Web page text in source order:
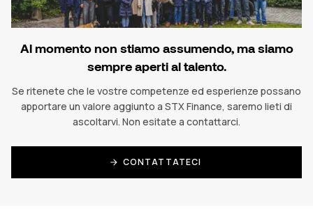
Al momento non stiamo assumendo, ma siamo
sempre aperti al talento.
Se ritenete che le vostre competenze ed esperienze possano
apportare un valore aggiunto a STX Finance, saremo lieti di
ascoltarvi. Non esitate a contattarci.
CONTATTATECI